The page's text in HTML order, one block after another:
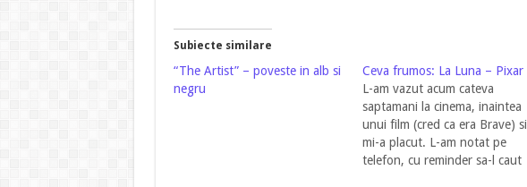
Subiecte similare
“The Artist” – poveste in alb si
negru
Ceva frumos: La Luna – Pixar
L-am vazut acum cateva
saptamani la cinema, inaintea
unui film (cred ca era Brave) si
mi-a placut. L-am notat pe
telefon, cu reminder sa-l caut